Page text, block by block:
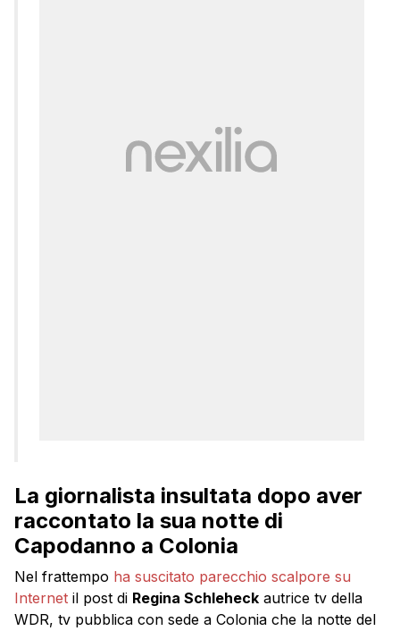
La giornalista insultata dopo aver
raccontato la sua notte di
Capodanno a Colonia
Nel frattempo ha suscitato parecchio scalpore su
Internet il post di Regina Schleheck autrice tv della
WDR, tv pubblica con sede a Colonia che la notte del